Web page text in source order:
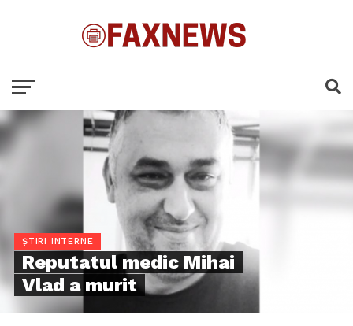
ȘTIRI INTERNE
Reputatul medic Mihai
Vlad a murit